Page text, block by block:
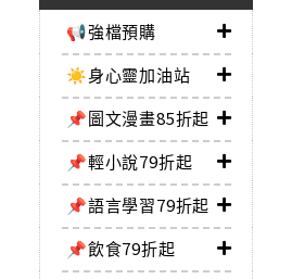
📢強檔預購
☀️身心靈加油站
📌圖文漫畫85折起
📌輕小說79折起
📌語言學習79折起
📌飲食79折起